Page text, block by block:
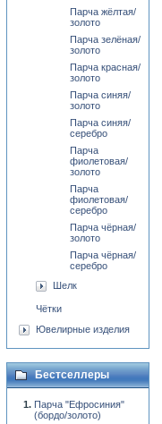
Парча жёлтая/
золото
Парча зелёная/
золото
Парча красная/
золото
Парча синяя/
золото
Парча синяя/
серебро
Парча
фиолетовая/
золото
Парча
фиолетовая/
серебро
Парча чёрная/
золото
Парча чёрная/
серебро
Шелк
Чётки
Ювелирные изделия
Бестселлеры
Парча "Ефросиния"
(бордо/золото)